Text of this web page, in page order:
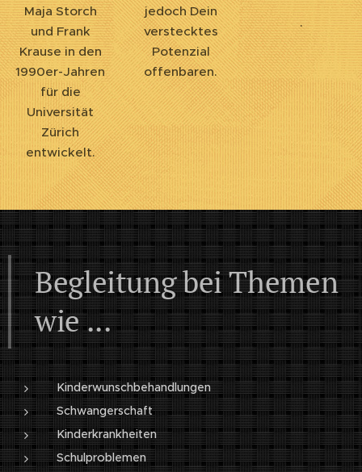
Maja Storch
und Frank
Krause in den
1990er-Jahren
für die
Universität
Zürich
entwickelt.
jedoch Dein
verstecktes
Potenzial
offenbaren.
.
Begleitung bei Themen
wie ...
Kinderwunschbehandlungen
Schwangerschaft
Kinderkrankheiten
Schulproblemen